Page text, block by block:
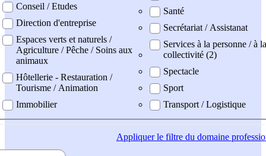
Conseil / Etudes
Direction d'entreprise
Espaces verts et naturels /
Agriculture / Pêche / Soins aux
animaux
Hôtellerie - Restauration /
Tourisme / Animation
Immobilier
Santé
Secrétariat / Assistanat
Services à la personne / à la
collectivité (2)
Spectacle
Sport
Transport / Logistique
Appliquerle filtre du domaine